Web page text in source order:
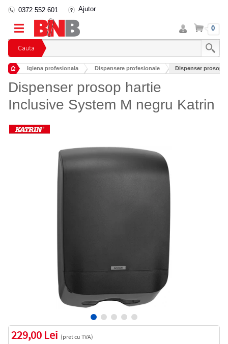
Cauta
0372 552 601 Ajutor
Intra
in
cont
Cos 0
Igiena profesionala
Dispensere profesionale
Dispenser prosop
Dispenser prosop hartie
Inclusive System M negru Katrin
229,00 Lei (pret cu TVA)